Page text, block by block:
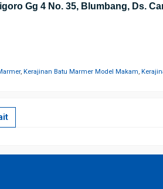
Gg 4 No. 35, Blumbang, Ds.
, Kerajinan Batu Marmer Model Makam,